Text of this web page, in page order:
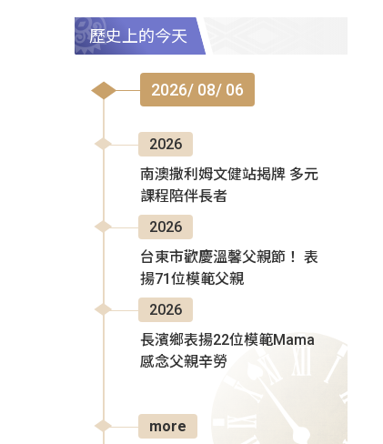
歷史上的今天
2026/ 08/ 06
2026
南澳撒利姆文健站揭牌 多元
課程陪伴長者
2026
台東市歡慶溫馨父親節！ 表
揚71位模範父親
2026
長濱鄉表揚22位模範Mama
感念父親辛勞
more